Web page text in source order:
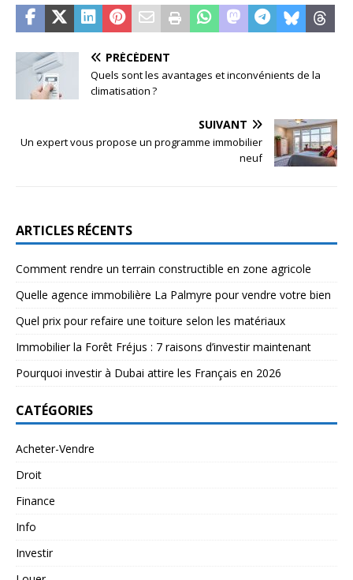
PRÉCÉDENT
Quels sont les avantages et inconvénients de la
climatisation ?
SUIVANT
Un expert vous propose un programme immobilier
neuf
ARTICLES RÉCENTS
Comment rendre un terrain constructible en zone agricole
Quelle agence immobilière La Palmyre pour vendre votre bien
Quel prix pour refaire une toiture selon les matériaux
Immobilier la Forêt Fréjus : 7 raisons d’investir maintenant
Pourquoi investir à Dubai attire les Français en 2026
CATÉGORIES
Acheter-Vendre
Droit
Finance
Info
Investir